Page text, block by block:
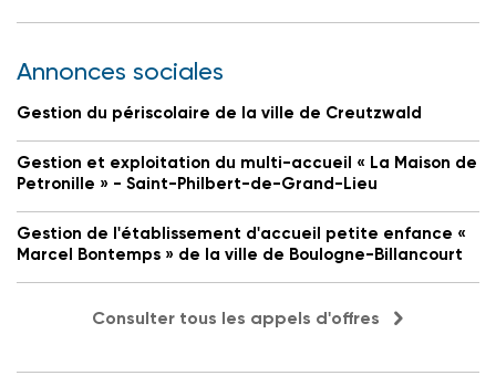
Annonces sociales
Gestion du périscolaire de la ville de Creutzwald
Gestion et exploitation du multi-accueil « La Maison de
Petronille » - Saint-Philbert-de-Grand-Lieu
Gestion de l'établissement d'accueil petite enfance «
Marcel Bontemps » de la ville de Boulogne-Billancourt
Consulter tous les appels d'offres